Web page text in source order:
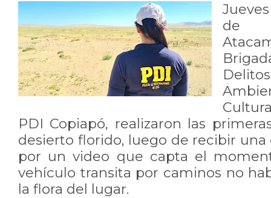
de
PDI Copiapó, realizaron las
desierto florido, luego de recibir
por un video que capta el
vehículo transita por caminos no
la flora del lugar.